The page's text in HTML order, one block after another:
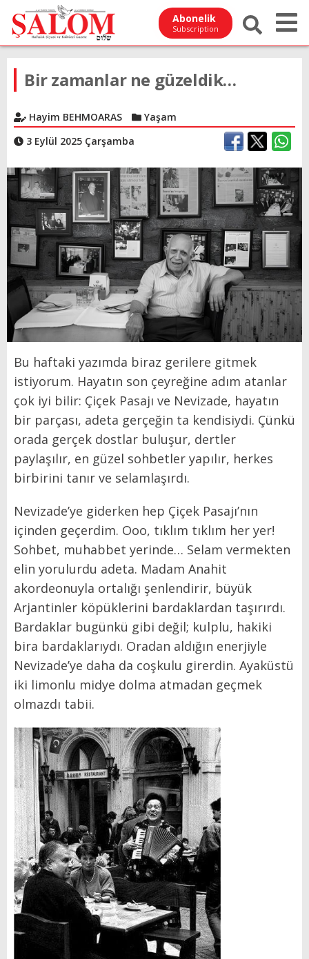
Abonelik
Subscription
Bir zamanlar ne güzeldik…
Hayim BEHMOARAS
Yaşam
3 Eylül 2025 Çarşamba
Bu haftaki yazımda biraz gerilere gitmek
istiyorum. Hayatın son çeyreğine adım atanlar
çok iyi bilir: Çiçek Pasajı ve Nevizade, hayatın
bir parçası, adeta gerçeğin ta kendisiydi. Çünkü
orada gerçek dostlar buluşur, dertler
paylaşılır, en güzel sohbetler yapılır, herkes
birbirini tanır ve selamlaşırdı.
Nevizade’ye giderken hep Çiçek Pasajı’nın
içinden geçerdim. Ooo, tıklım tıklım her yer!
Sohbet, muhabbet yerinde… Selam vermekten
elin yorulurdu adeta. Madam Anahit
akordeonuyla ortalığı şenlendirir, büyük
Arjantinler köpüklerini bardaklardan taşırırdı.
Bardaklar bugünkü gibi değil; kulplu, hakiki
bira bardaklarıydı. Oradan aldığın enerjiyle
Nevizade’ye daha da coşkulu girerdin. Ayaküstü
iki limonlu midye dolma atmadan geçmek
olmazdı tabii.